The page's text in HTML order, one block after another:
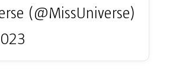
(@MissUniverse)